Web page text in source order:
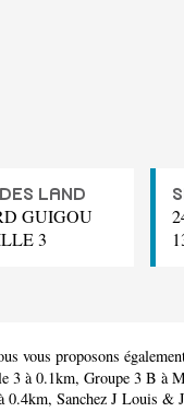
LAND
GUIGOU
3
vous proposons
3 à 0.1km, Groupe 3 B à
0.4km, Sanchez J Louis &